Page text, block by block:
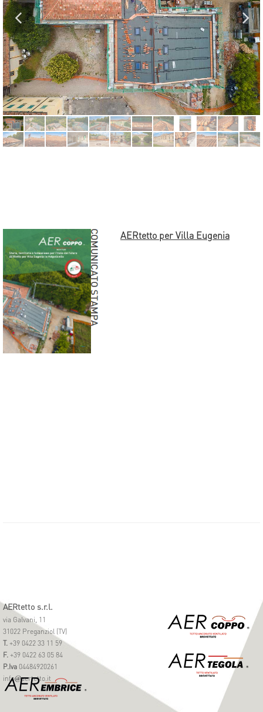
AERtetto per Villa Eugenia
AERtetto s.r.l.
via Galvani, 11
31022 Preganziol (TV)
T. +39 0422 33 11 59
F. +39 0422 63 05 84
P.Iva 04484920261
info@aertetto.it